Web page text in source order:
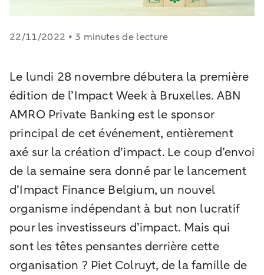
22/11/2022 • 3 minutes de lecture
Le lundi 28 novembre débutera la première
édition de l’Impact Week à Bruxelles. ABN
AMRO Private Banking est le sponsor
principal de cet événement, entièrement
axé sur la création d’impact. Le coup d’envoi
de la semaine sera donné par le lancement
d’Impact Finance Belgium, un nouvel
organisme indépendant à but non lucratif
pour les investisseurs d’impact. Mais qui
sont les têtes pensantes derrière cette
organisation ? Piet Colruyt, de la famille de